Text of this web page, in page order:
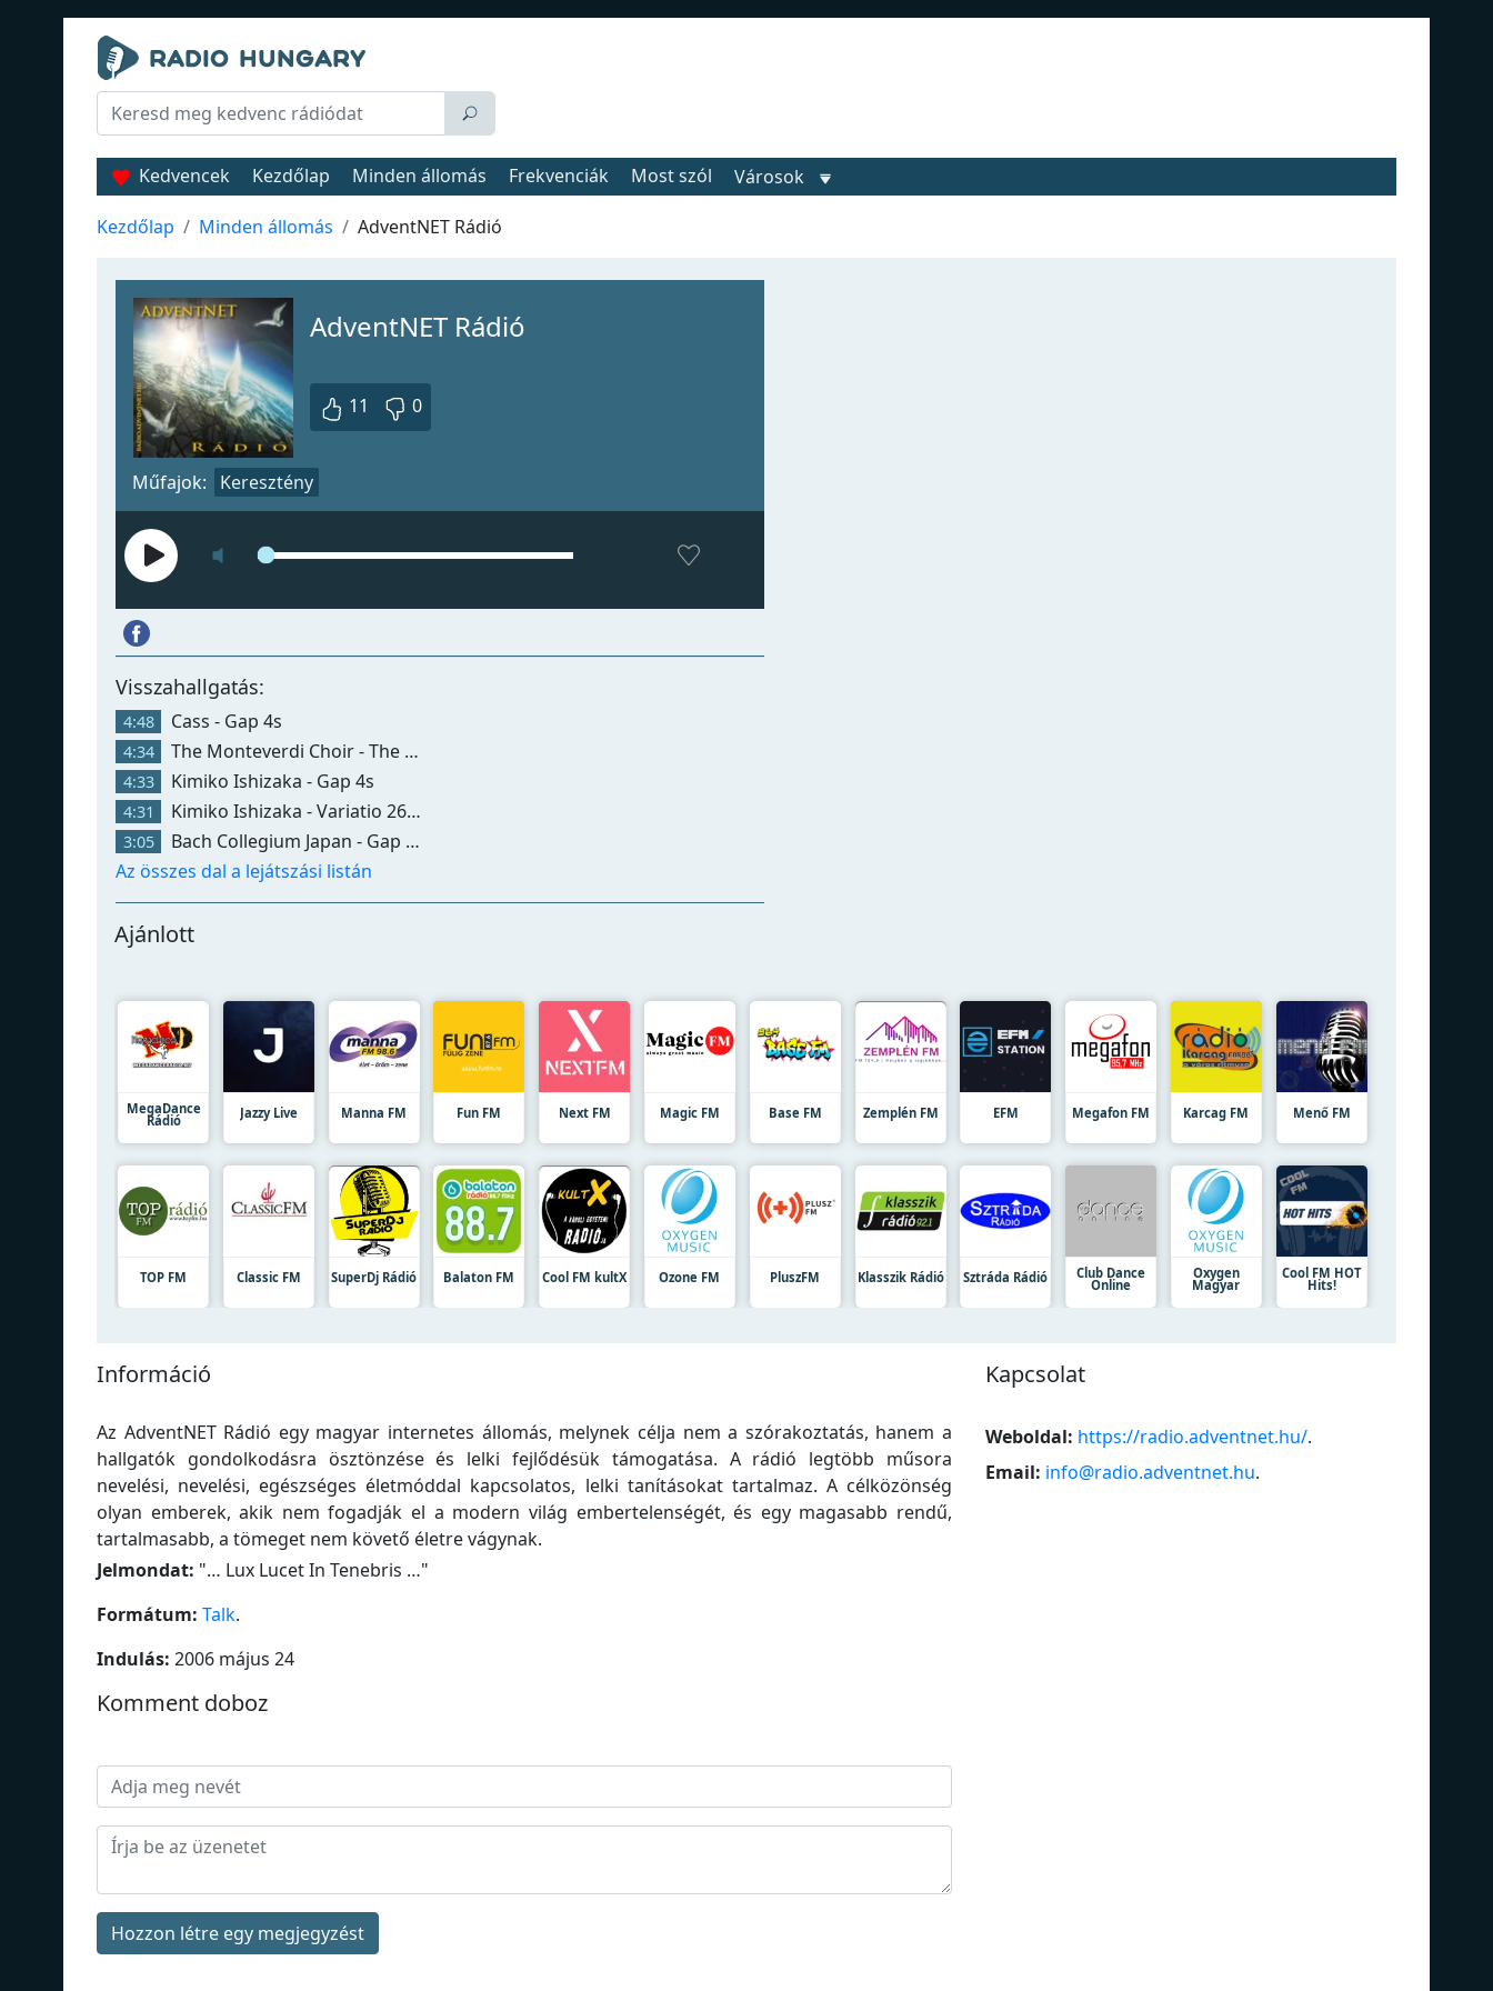
Kedvencek Kezdőlap Minden állomás Frekvenciák Most szól Városok
Kezdőlap Minden állomás AdventNET Rádió
AdventNET Rádió
11 0
Műfajok: Keresztény
Visszahallgatás:
4:48 Cass - Gap 4s
4:34 The Monteverdi Choir - The English Baroque Soloists
4:33 Kimiko Ishizaka - Gap 4s
4:31 Kimiko Ishizaka - Variatio 26 A 2 Clav.
3:05
Bach Collegium Japan - Gap 4s
Az összes dal a lejátszási listán
Ajánlott
MegaDance
Rádió Jazzy Live Manna FM Fun FM Next FM Magic FM Base FM Zemplén FM EFM Megafon FM Karcag FM Menő FM
TOP FM Classic FM SuperDj Rádió Balaton FM Cool FM kultX Ozone FM PluszFM Klasszik Rádió Sztráda Rádió Club Dance
Online
Oxygen
Magyar
Cool FM HOT
Hits!
Információ
Az AdventNET Rádió egy magyar internetes állomás, melynek célja nem a szórakoztatás, hanem a
hallgatók gondolkodásra ösztönzése és lelki fejlődésük támogatása. A rádió legtöbb műsora
nevelési, nevelési, egészséges életmóddal kapcsolatos, lelki tanításokat tartalmaz. A célközönség
olyan emberek, akik nem fogadják el a modern világ embertelenségét, és egy magasabb rendű,
tartalmasabb, a tömeget nem követő életre vágynak.
Jelmondat: "… Lux Lucet In Tenebris …"
Formátum: Talk.
Indulás: 2006 május 24
Kapcsolat
Weboldal: https://radio.adventnet.hu/.
Email: info@radio.adventnet.hu.
Komment doboz
Hozzon létre egy megjegyzést